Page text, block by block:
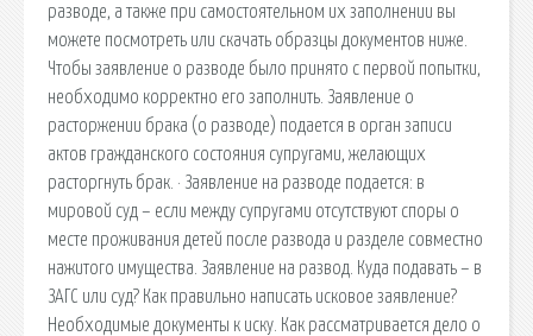
разводе, а также при самостоятельном их заполнении вы
можете посмотреть или скачать образцы документов ниже.
Чтобы заявление о разводе было принято с первой попытки,
необходимо корректно его заполнить. Заявление о
расторжении брака (о разводе) подается в орган записи
актов гражданского состояния супругами, желающих
расторгнуть брак. · Заявление на разводе подается: в
мировой суд – если между супругами отсутствуют споры о
месте проживания детей после развода и разделе совместно
нажитого имущества. Заявление на развод. Куда подавать – в
ЗАГС или суд? Как правильно написать исковое заявление?
Необходимые документы к иску. Как рассматривается дело о